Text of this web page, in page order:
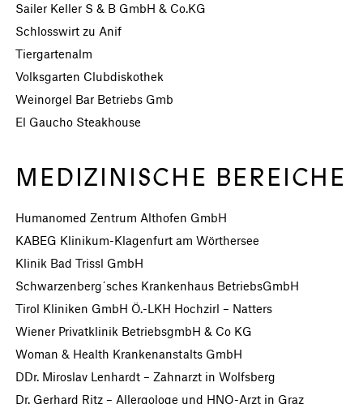
Sailer Keller S & B GmbH & Co.KG
Schlosswirt zu Anif
Tiergartenalm
Volksgarten Clubdiskothek
Weinorgel Bar Betriebs Gmb
El Gaucho Steakhouse
MEDIZINISCHE BEREICHE
Humanomed Zentrum Althofen GmbH
KABEG Klinikum-Klagenfurt am Wörthersee
Klinik Bad Trissl GmbH
Schwarzenberg´sches Krankenhaus BetriebsGmbH
Tirol Kliniken GmbH Ö.-LKH Hochzirl – Natters
Wiener Privatklinik BetriebsgmbH & Co KG
Woman & Health Krankenanstalts GmbH
DDr. Miroslav Lenhardt – Zahnarzt in Wolfsberg
Dr. Gerhard Ritz – Allergologe und HNO-Arzt in Graz